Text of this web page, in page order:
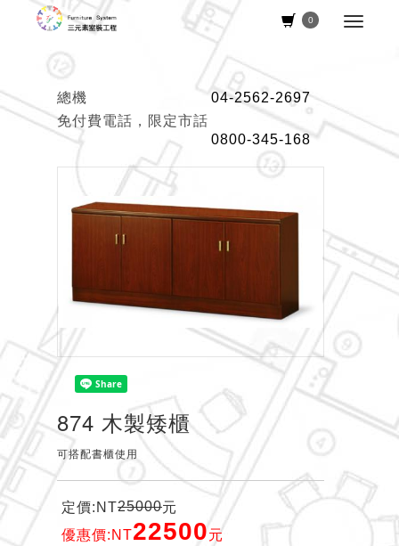
0
總機
04-2562-2697
免付費電話，限定市話
0800-345-168
874 木製矮櫃
可搭配書櫃使用
定價:NT25000元
優惠價:NT22500元